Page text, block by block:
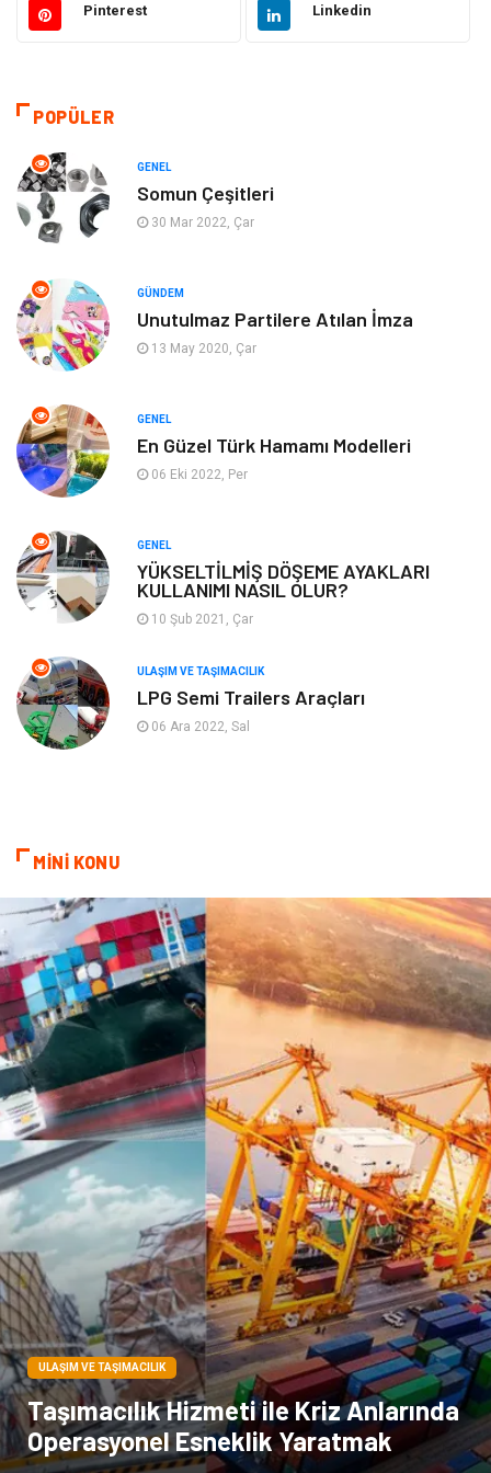
Giyim
Eğitim & Kariyer
Alışveriş
Organizasyon Mobilya
Tatil Finans & Ekonomi
Turizm
Aksesuar
Plastik
Ambalaj Eğlence
Pazarlama
Bilişim televizyon
Bebek Giyim Dernekler ve Birlikler
çiçek İnternet
Tarım & Hayvancılık Endüstriyel Ürünler
Pinterest Linkedin
POPÜLER
GENEL
Somun Çeşitleri
30 Mar 2022, Çar
GÜNDEM
Unutulmaz Partilere Atılan İmza
13 May 2020, Çar
GENEL
En Güzel Türk Hamamı Modelleri
06 Eki 2022, Per
GENEL
YÜKSELTİLMİŞ DÖŞEME AYAKLARI
KULLANIMI NASIL OLUR?
10 Şub 2021, Çar
ULAŞIM VE TAŞIMACILIK
LPG Semi Trailers Araçları
06 Ara 2022, Sal
MİNİ KONU
ULAŞIM VE TAŞIMACILIK
Taşımacılık Hizmeti ile Kriz Anlarında
Operasyonel Esneklik Yaratmak